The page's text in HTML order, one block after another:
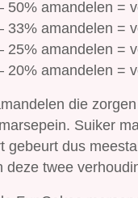
50% amandelen =
33% amandelen =
25% amandelen =
20% amandelen =
die
Suiker
gebeurt dus
deze twee